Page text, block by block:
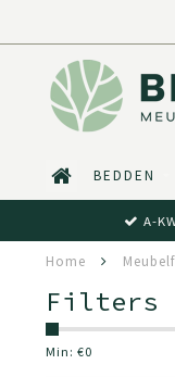
BEDDEN
A-
Home
Filters
Min: €0